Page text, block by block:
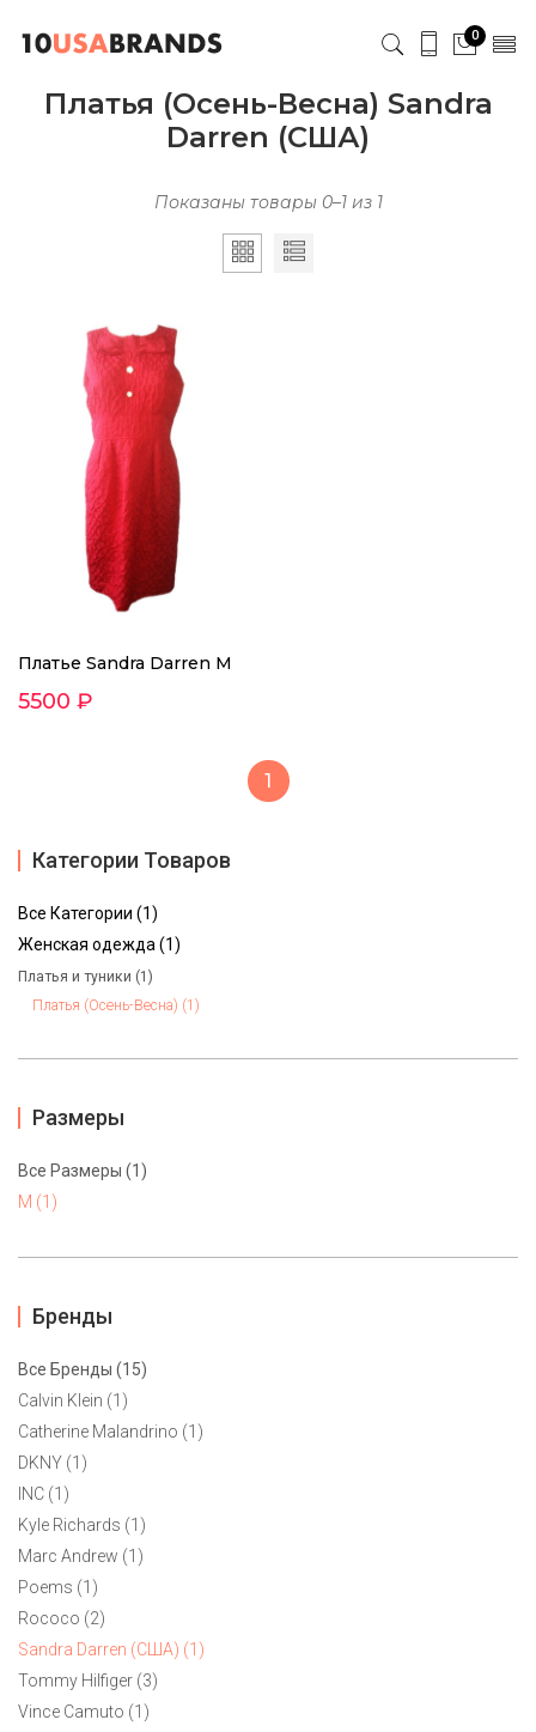
0
Платья (Осень-Весна) Sandra
Darren (США)
Показаны товары 0–1 из 1
Платье Sandra Darren M
5500 ₽
1
Платье Sandra Darren M
5500 ₽
Категории Товаров
Все Категории (1)
Женская одежда (1)
Платья и туники (1)
Платья (Осень-Весна) (1)
Размеры
Все Размеры (1)
M (1)
Бренды
Все Бренды (15)
Calvin Klein (1)
Catherine Malandrino (1)
DKNY (1)
INC (1)
Kyle Richards (1)
Marc Andrew (1)
Poems (1)
Rococo (2)
Sandra Darren (США) (1)
Tommy Hilfiger (3)
Vince Camuto (1)